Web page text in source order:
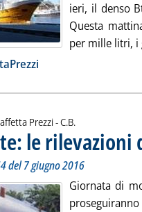
ieri, il denso
Questa
per mille litri, i
PDF alla notizia
Prezzi -di:
C.B.
le rilevazioni
del 7 giugno 2016
Giornata di